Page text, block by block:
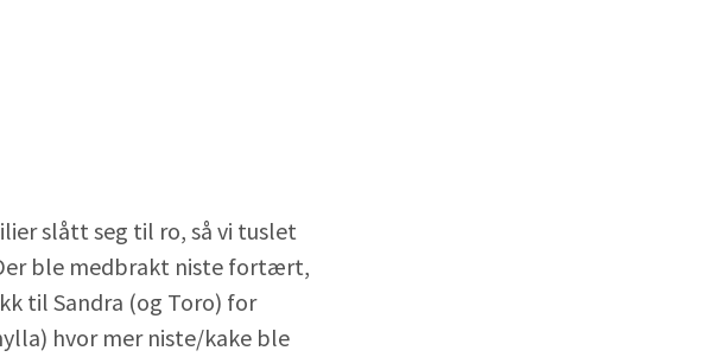
slått seg til ro, så vi tuslet
ble medbrakt niste fortært,
til Sandra (og Toro) for
hvor mer niste/kake ble